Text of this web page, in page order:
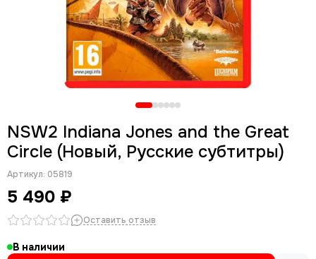
NSW2 Indiana Jones and the Great
Circle (Новый, Русские субтитры)
Артикул: 05819
5 490 ₽
Оставить отзыв
В наличии